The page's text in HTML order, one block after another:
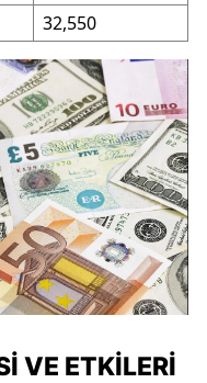
32,550
VE ETKILERI